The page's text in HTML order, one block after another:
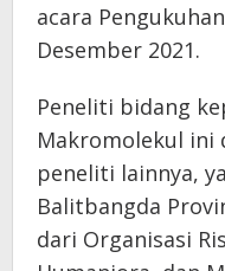
acara
Desember 2021.
Peneliti bidang
Makromolekul ini
peneliti lainnya,
Balitbangda
dari Organisasi